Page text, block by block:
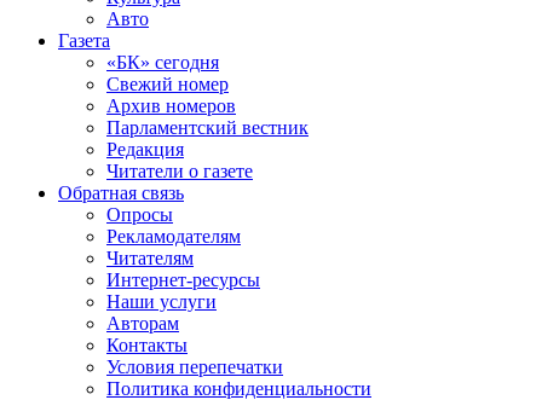
Авто
Газета
«БК» сегодня
Свежий номер
Архив номеров
Парламентский вестник
Редакция
Читатели о газете
Обратная связь
Опросы
Рекламодателям
Читателям
Интернет-ресурсы
Наши услуги
Авторам
Контакты
Условия перепечатки
Политика конфиденциальности